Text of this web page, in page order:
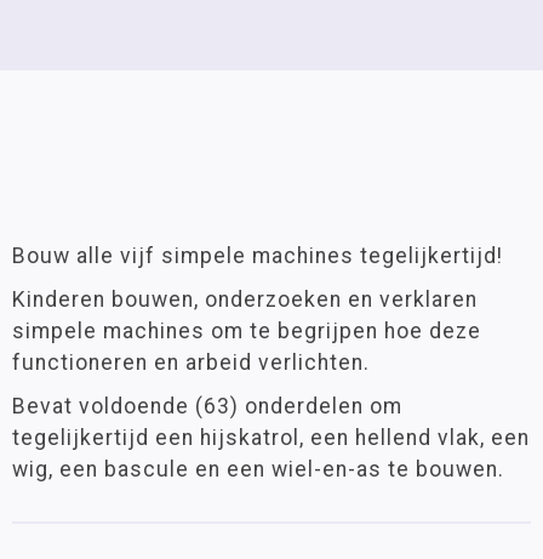
Bouw alle vijf simpele machines tegelijkertijd!
Kinderen bouwen, onderzoeken en verklaren
simpele machines om te begrijpen hoe deze
functioneren en arbeid verlichten.
Bevat voldoende (63) onderdelen om
tegelijkertijd een hijskatrol, een hellend vlak, een
wig, een bascule en een wiel-en-as te bouwen.